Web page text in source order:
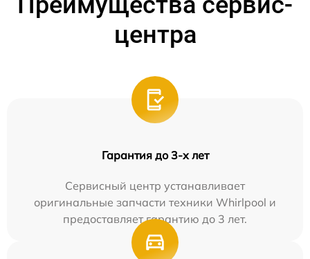
центра
Гарантия до 3-х лет
Сервисный центр устанавливает
оригинальные запчасти техники Whirlpool и
предоставляет гарантию до 3 лет.